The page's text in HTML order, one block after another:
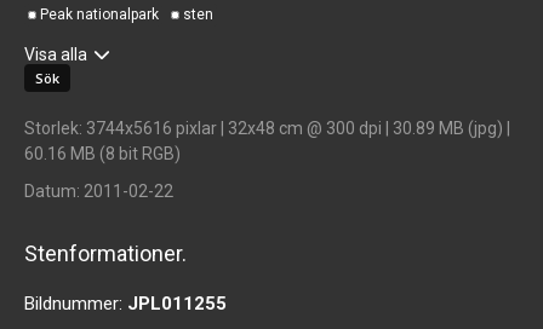
Peak nationalpark
sten
Visa alla
Storlek: 3744x5616 pixlar | 32x48 cm @ 300 dpi | 30.89 MB (jpg) |
60.16 MB (8 bit RGB)
Datum: 2011-02-22
Stenformationer.
Bildnummer: JPL011255